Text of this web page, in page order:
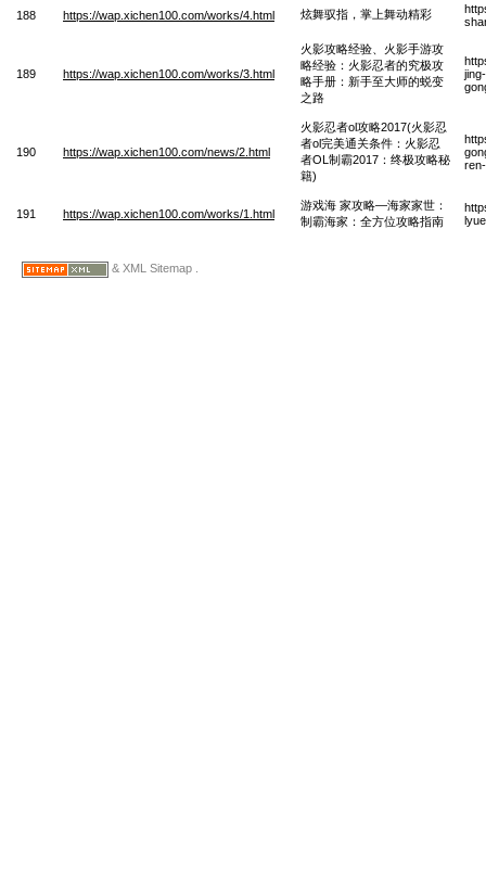
188 https://wap.xichen100.com/works/4.html 炫舞驭指，掌上舞动精彩
189 https://wap.xichen100.com/works/3.html
火影攻略经验、火影手游攻
略经验：火影忍者的究极攻
略手册：新手至大师的蜕变
之路
190 https://wap.xichen100.com/news/2.html
火影忍者ol攻略2017(火影忍
者ol完美通关条件：火影忍
者OL制霸2017：终极攻略秘
籍)
191 https://wap.xichen100.com/works/1.html
游戏海 家攻略—海家家世：
制霸海家：全方位攻略指南
& XML Sitemap .